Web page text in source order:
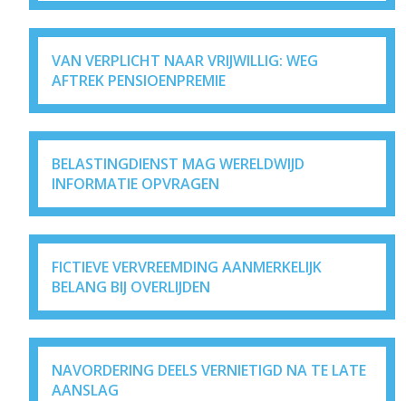
VAN VERPLICHT NAAR VRIJWILLIG: WEG
AFTREK PENSIOENPREMIE
BELASTINGDIENST MAG WERELDWIJD
INFORMATIE OPVRAGEN
FICTIEVE VERVREEMDING AANMERKELIJK
BELANG BIJ OVERLIJDEN
NAVORDERING DEELS VERNIETIGD NA TE LATE
AANSLAG